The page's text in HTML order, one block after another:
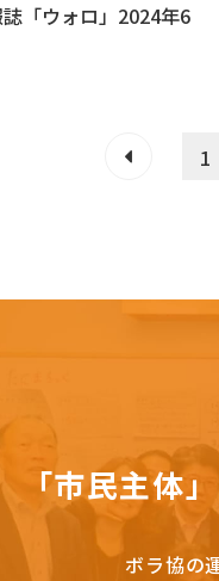
「ウォロ」2024年6
1
「市民主体
ボラ協の